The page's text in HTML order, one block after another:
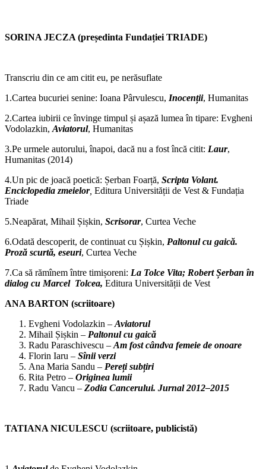
SORINA JECZA (președinta Fundației TRIADE)
Transcriu din ce am citit eu, pe nerăsuflate
1.Cartea bucuriei senine: Ioana Pârvulescu, Inocenții, Humanitas
2.Cartea iubirii ce învinge timpul și așază lumea în tipare: Evgheni
Vodolazkin, Aviatorul, Humanitas
3.Pe urmele autorului, înapoi, dacă nu a fost încă citit: Laur,
Humanitas (2014)
4.Un pic de joacă poetică: Șerban Foarță, Scripta Volant.
Enciclopedia zmeielor, Editura Universității de Vest & Fundația
Triade
5.Neapărat, Mihail Șișkin, Scrisorar, Curtea Veche
6.Odată descoperit, de continuat cu Șișkin, Paltonul cu gaică.
Proză scurtă, eseuri, Curtea Veche
7.Ca să rămînem între timișoreni: La Tolce Vita; Robert Șerban în
dialog cu Marcel Tolcea, Editura Universității de Vest
ANA BARTON (scriitoare)
Evgheni Vodolazkin – Aviatorul
Mihail Șișkin – Paltonul cu gaică
Radu Paraschivescu – Am fost cândva femeie de onoare
Florin Iaru – Sînii verzi
Ana Maria Sandu – Pereți subțiri
Rita Petro – Originea lumii
Radu Vancu – Zodia Cancerului. Jurnal 2012–2015
TATIANA NICULESCU (scriitoare, publicistă)